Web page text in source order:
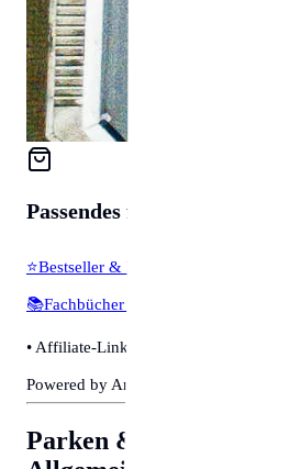
Passendes für
⭐Bestseller & Favoriten
Profi-
📚Fachbücher & Guides
• Affiliate-Link: Wir erhalten eine
Powered by Amazon 🛒
Parken &